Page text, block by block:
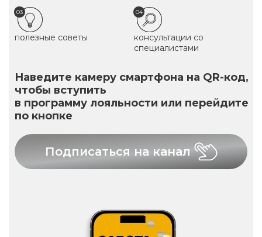
03
полезные советы
04
консультации со
специалистами
Наведите камеру смартфона на QR-код,
чтобы вступить
в программу лояльности или перейдите
по кнопке
Подписаться на канал